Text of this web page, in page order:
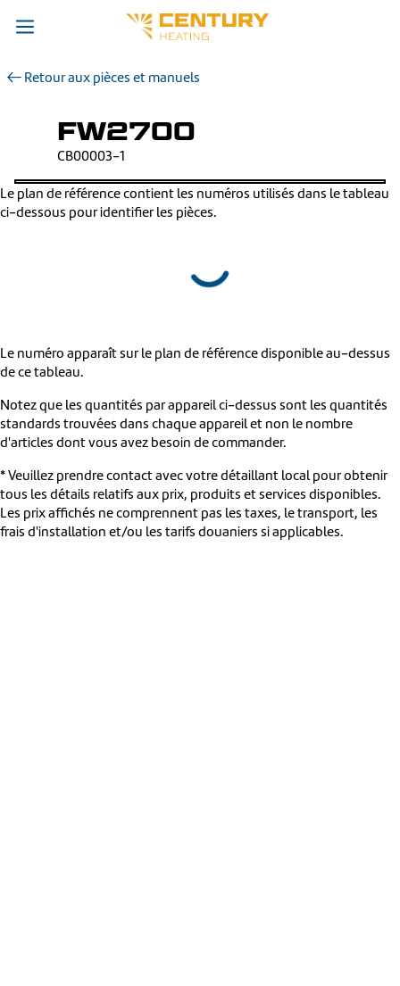
Retour aux pièces et manuels
FW2700
CB00003-1
Le plan de référence contient les numéros utilisés dans le tableau
ci-dessous pour identifier les pièces.
Le numéro apparaît sur le plan de référence disponible au-dessus
de ce tableau.
Notez que les quantités par appareil ci-dessus sont les quantités
standards trouvées dans chaque appareil et non le nombre
d'articles dont vous avez besoin de commander.
* Veuillez prendre contact avec votre détaillant local pour obtenir
tous les détails relatifs aux prix, produits et services disponibles.
Les prix affichés ne comprennent pas les taxes, le transport, les
frais d'installation et/ou les tarifs douaniers si applicables.